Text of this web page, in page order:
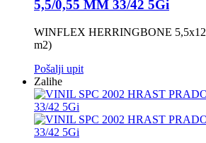
5,5/0,55 MM 33/42 5Gi
WINFLEX HERRINGBONE
m2)
Pošalji upit
Zalihe